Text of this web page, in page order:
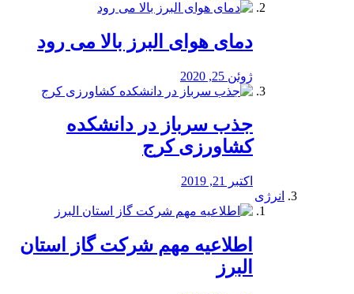
دمای هوای البرز بالا می رود
ژوئن 25, 2020
جذب سرباز در دانشکده
کشاورزی کرج
اکتبر 21, 2019
انرژی
️اطلاعیه مهم شرکت گاز استان
البرز